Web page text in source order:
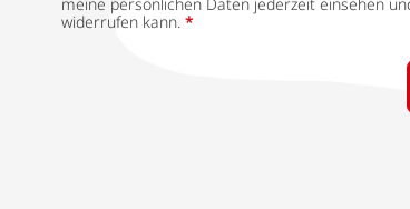
meine persönlichen Daten jederzeit einsehen
widerrufen kann. *